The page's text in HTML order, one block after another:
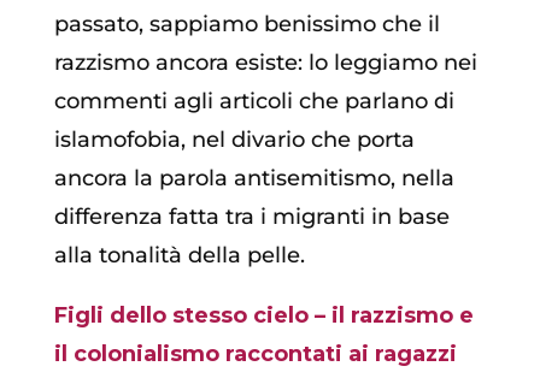
passato, sappiamo benissimo che il
razzismo ancora esiste: lo leggiamo nei
commenti agli articoli che parlano di
islamofobia, nel divario che porta
ancora la parola antisemitismo, nella
differenza fatta tra i migranti in base
alla tonalità della pelle.
Figli dello stesso cielo – il razzismo e
il colonialismo raccontati ai ragazzi